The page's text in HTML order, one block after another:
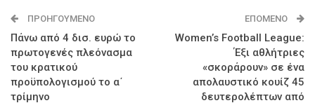
ΠΡΟΗΓΟΎΜΕΝΟ
Πάνω από 4 δισ. ευρώ το
πρωτογενές πλεόνασμα
του κρατικού
προϋπολογισμού το α΄
τρίμηνο
ΕΠΌΜΕΝΟ
Women’s Football League:
Έξι αθλήτριες
«σκοράρουν» σε ένα
απολαυστικό κουίζ 45
δευτερολέπτων από